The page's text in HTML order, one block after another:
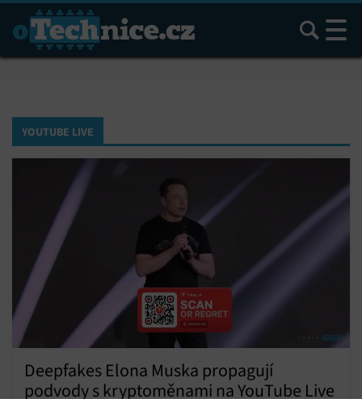
Hledat
YOUTUBE LIVE
Deepfakes Elona Muska propagují
podvody s kryptoměnami na YouTube Live